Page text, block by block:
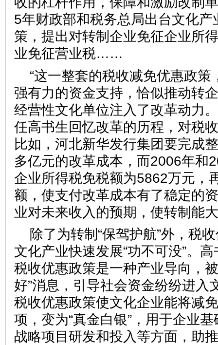
5年财政部和税务总局出台文化
策，提出对转制企业免征企业所
业免征营业税……
“这一整套的税收减免优惠政
强有力的资金支持，恰似推动转
经营性文化单位注入了改革动力
任高书生回忆改革的历程，对税
比如，河北新华发行集团要完成
多亿元的改革成本，而2006年和
企业所得税免税额为5862万元，
额，使支付改革成本有了稳定的
业对未来收入的预期，使转制能
除了为转制“保驾护航”外，税
文化产业快速发展“功不可没”。
税收优惠政策是一种产业导向，
好”消息，引导社会资金纷纷进入
税收优惠政策使文化企业能将减
项，变为“真金白银”，用于企业
战略项目研发和投入等方面，助